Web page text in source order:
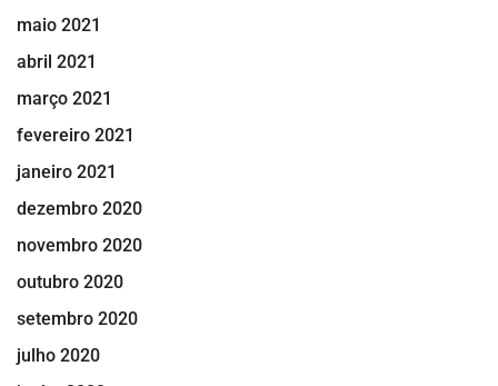
maio 2021
abril 2021
março 2021
fevereiro 2021
janeiro 2021
dezembro 2020
novembro 2020
outubro 2020
setembro 2020
julho 2020